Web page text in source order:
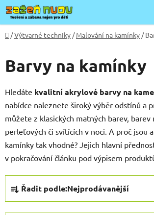
Přejít
na
obsah
Domů
/Výtvarné techniky / Malování na kamínky /
Barvy na kamínky
Hledáte kvalitní akrylové barvy na
nabídce naleznete široký výběr odstínů a
můžete z klasických matných barev, barev
perleťových či svítících v noci. A proč jsou
kamínky tak vhodné? Jejich hlavní
v pokračování článku pod výpisem
z
Řadit podle:Nejprodávanější